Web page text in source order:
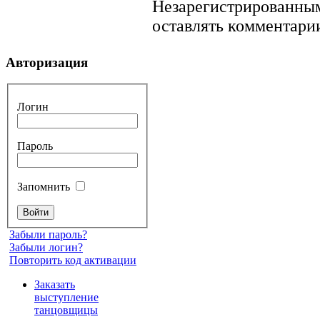
оставлять
Авторизация
Логин
Пароль
Запомнить
Забыли пароль?
Забыли логин?
Повторить код активации
Заказать
выступление
танцовщицы